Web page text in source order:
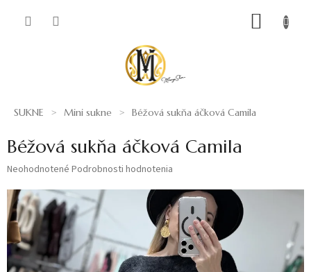
SUKNE Mini sukne Béžová sukňa áčková Camila
Béžová sukňa áčková Camila
Priemerné
produktu
je
0,0
z
5
hviezdičiek.
Neohodnotené Podrobnosti hodnotenia